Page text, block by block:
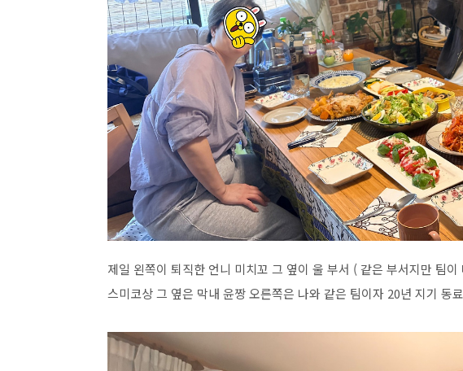
제일 왼쪽이 퇴직한 언니 미치꼬 그 옆이 울 부서 ( 같은 부서지만 팀
스미코상 그 옆은 막내 윤짱 오른쪽은 나와 같은 팀이자 20년 지기 동